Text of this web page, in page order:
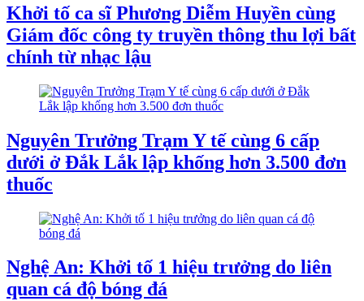
Khởi tố ca sĩ Phương Diễm Huyền cùng
Giám đốc công ty truyền thông thu lợi bất
chính từ nhạc lậu
Nguyên Trưởng Trạm Y tế cùng 6 cấp
dưới ở Đắk Lắk lập khống hơn 3.500 đơn
thuốc
Nghệ An: Khởi tố 1 hiệu trưởng do liên
quan cá độ bóng đá